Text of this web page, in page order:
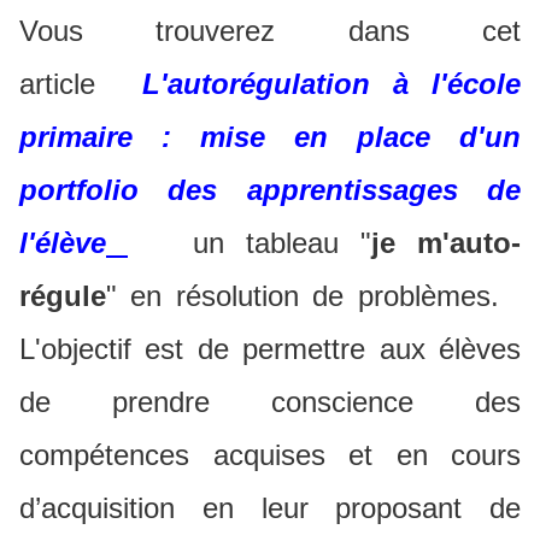
Vous trouverez dans cet
article
L'autorégulation à l'école
primaire : mise en place d'un
portfolio des apprentissages de
l'élève
un tableau "je m'auto-
régule" en résolution de problèmes.
L'objectif est de permettre aux élèves
de prendre conscience des
compétences acquises et en cours
d’acquisition en leur proposant de